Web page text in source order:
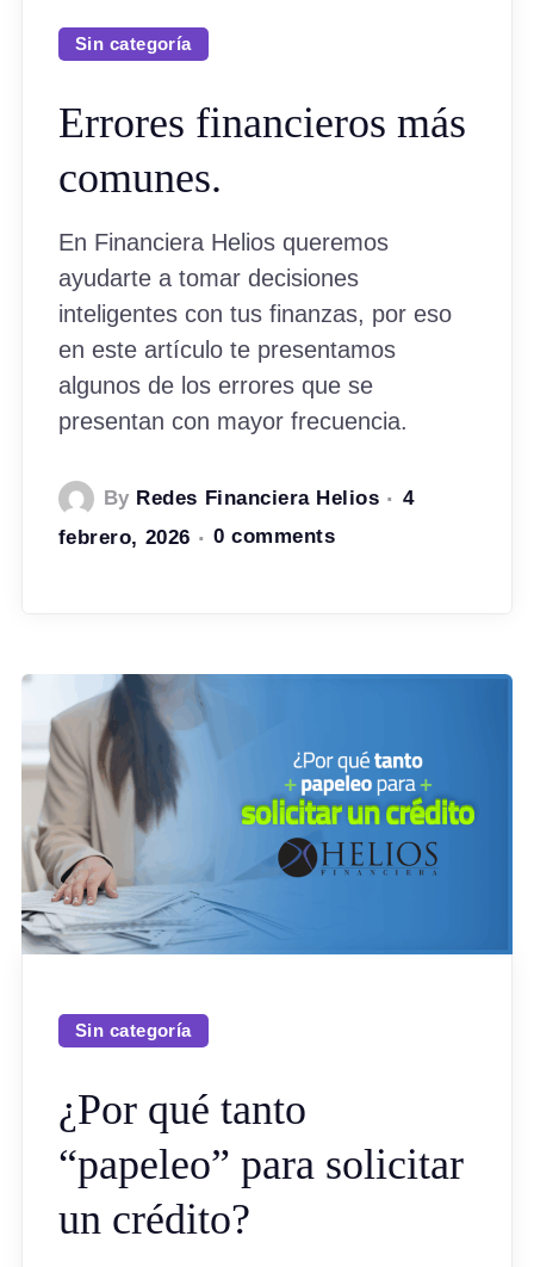
Sin categoría
Errores financieros más
comunes.
En Financiera Helios queremos
ayudarte a tomar decisiones
inteligentes con tus finanzas, por eso
en este artículo te presentamos
algunos de los errores que se
presentan con mayor frecuencia.
By Redes Financiera Helios
4
febrero, 2026
0 comments
Sin categoría
¿Por qué tanto
“papeleo” para solicitar
un crédito?